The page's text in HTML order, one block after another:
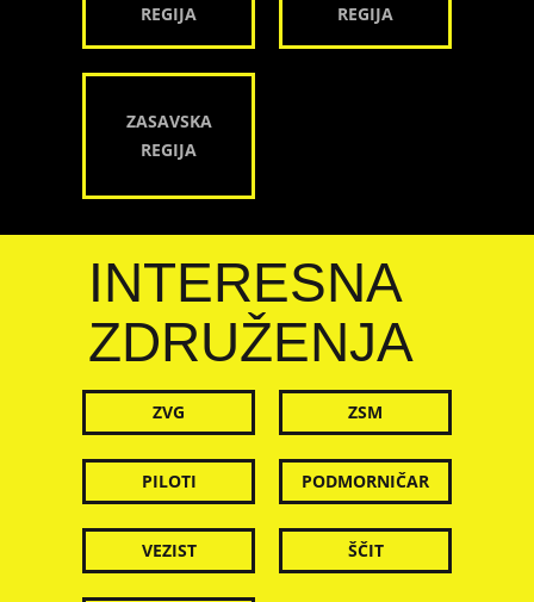
REGIJA
REGIJA
ZASAVSKA
REGIJA
INTERESNA
ZDRUŽENJA
ZVG ZSM
PILOTI PODMORNIČAR
VEZIST ŠČIT